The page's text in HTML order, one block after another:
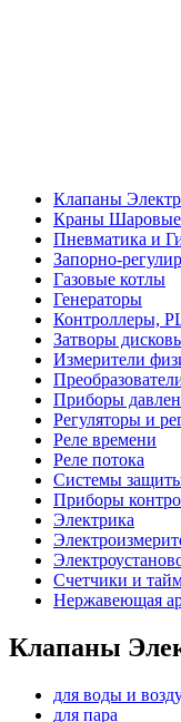
Клапаны
Краны Шаровые
Пневматика и
Запорно-
Газовые котлы
Генераторы
Контроллеры,
Затворы
Измерители
Приборы
Регуляторы и
Реле времени
Реле потока
Системы
Приборы
Электрика
Счетчики и
Нержавеющая
Клапаны
для воды и
для пара